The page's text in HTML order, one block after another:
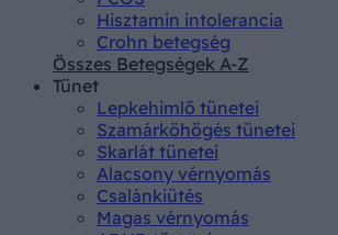
Hisztamin intolerancia
Crohn betegség
Összes Betegségek A-Z
Tünet
Lepkehimlő tünetei
Szamárköhögés tünetei
Skarlát tünetei
Alacsony vérnyomás
Csalánkiütés
Magas vérnyomás